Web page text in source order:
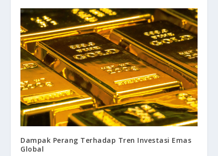
Dampak Perang Terhadap Tren Investasi Emas
Global